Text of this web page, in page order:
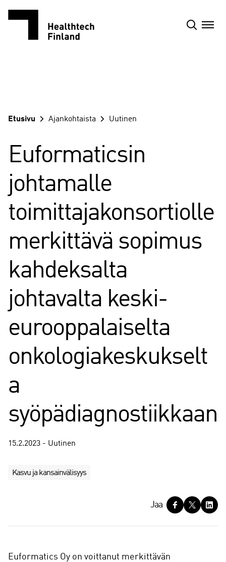
Etusivu Ajankohtaista Uutinen
Euformaticsin
johtamalle
toimittajakonsortiolle
merkittävä sopimus
kahdeksalta
johtavalta keski-
eurooppalaiselta
onkologiakeskukselt
a
syöpädiagnostiikkaan
15.2.2023 - Uutinen
Kasvu ja kansainvälisyys
a
Jaa
Euformatics Oy on voittanut merkittävän